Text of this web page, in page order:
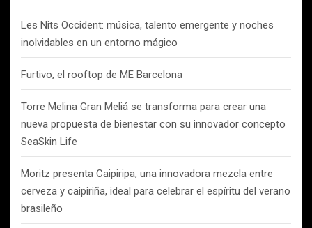
Les Nits Occident: música, talento emergente y noches
inolvidables en un entorno mágico
Furtivo, el rooftop de ME Barcelona
Torre Melina Gran Meliá se transforma para crear una
nueva propuesta de bienestar con su innovador concepto
SeaSkin Life
Moritz presenta Caipiripa, una innovadora mezcla entre
cerveza y caipiriña, ideal para celebrar el espíritu del verano
brasileño